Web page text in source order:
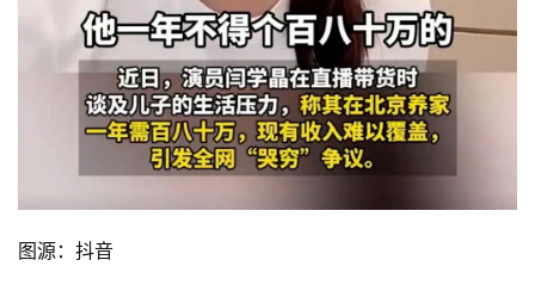
图源：抖音